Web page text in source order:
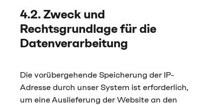
4.2. Zweck und
Rechtsgrundlage für die
Datenverarbeitung
Die vorübergehende Speicherung der IP-
Adresse durch unser System ist erforderlich,
um eine Auslieferung der Website an den